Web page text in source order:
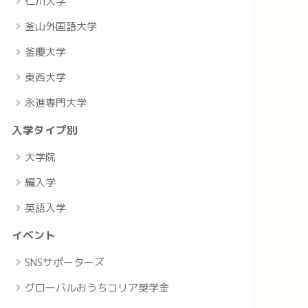
釜山外国語大学
釜慶大学
東西大学
永進専門大学
入学タイプ別
大学院
編入学
英語入学
イベント
SNSサポーターズ
グローバルおうちコリア奨学金